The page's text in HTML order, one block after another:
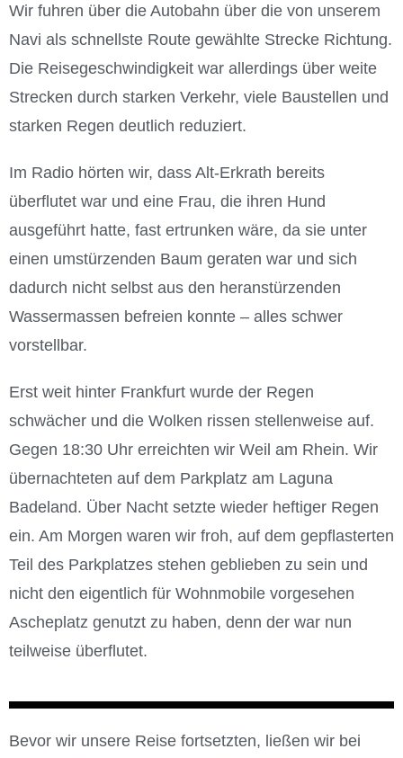
Wir fuhren über die Autobahn über die von unserem
Navi als schnellste Route gewählte Strecke Richtung.
Die Reisegeschwindigkeit war allerdings über weite
Strecken durch starken Verkehr, viele Baustellen und
starken Regen deutlich reduziert.
Im Radio hörten wir, dass Alt-Erkrath bereits
überflutet war und eine Frau, die ihren Hund
ausgeführt hatte, fast ertrunken wäre, da sie unter
einen umstürzenden Baum geraten war und sich
dadurch nicht selbst aus den heranstürzenden
Wassermassen befreien konnte – alles schwer
vorstellbar.
Erst weit hinter Frankfurt wurde der Regen
schwächer und die Wolken rissen stellenweise auf.
Gegen 18:30 Uhr erreichten wir Weil am Rhein. Wir
übernachteten auf dem Parkplatz am Laguna
Badeland. Über Nacht setzte wieder heftiger Regen
ein. Am Morgen waren wir froh, auf dem gepflasterten
Teil des Parkplatzes stehen geblieben zu sein und
nicht den eigentlich für Wohnmobile vorgesehen
Ascheplatz genutzt zu haben, denn der war nun
teilweise überflutet.
Bevor wir unsere Reise fortsetzten, ließen wir bei